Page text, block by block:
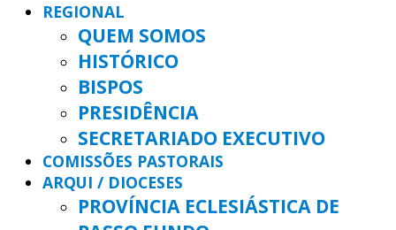
REGIONAL
QUEM SOMOS
HISTÓRICO
BISPOS
PRESIDÊNCIA
SECRETARIADO EXECUTIVO
COMISSÕES PASTORAIS
ARQUI / DIOCESES
PROVÍNCIA ECLESIÁSTICA DE